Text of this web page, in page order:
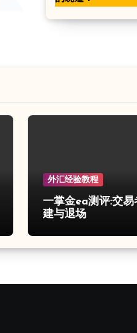
外汇经验教程
一掌金ea测评:交
建与退场